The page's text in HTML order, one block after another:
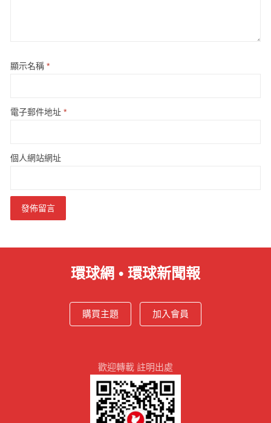
顯示名稱 *
電子郵件地址 *
個人網站網址
環球網 • 環球新聞報
購買主題 加入會員
歡迎轉載 註明出處